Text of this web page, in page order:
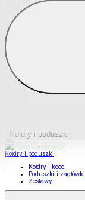
Podkładki na materace
Materace nawierzchniowe
Kołdry i poduszki
Kołdry i poduszki
Kołdry i koce
Poduszki i zagłówki
Zestawy